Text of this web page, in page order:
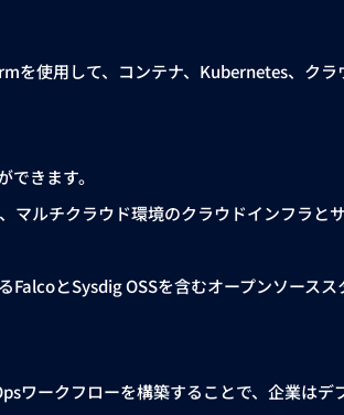
使用して、コンテナ、Kubernetes、ク
きます。
ルチクラウド環境のクラウドインフラと
とSysdig OSSを含むオープンソース
ワークフローを構築することで、企業は